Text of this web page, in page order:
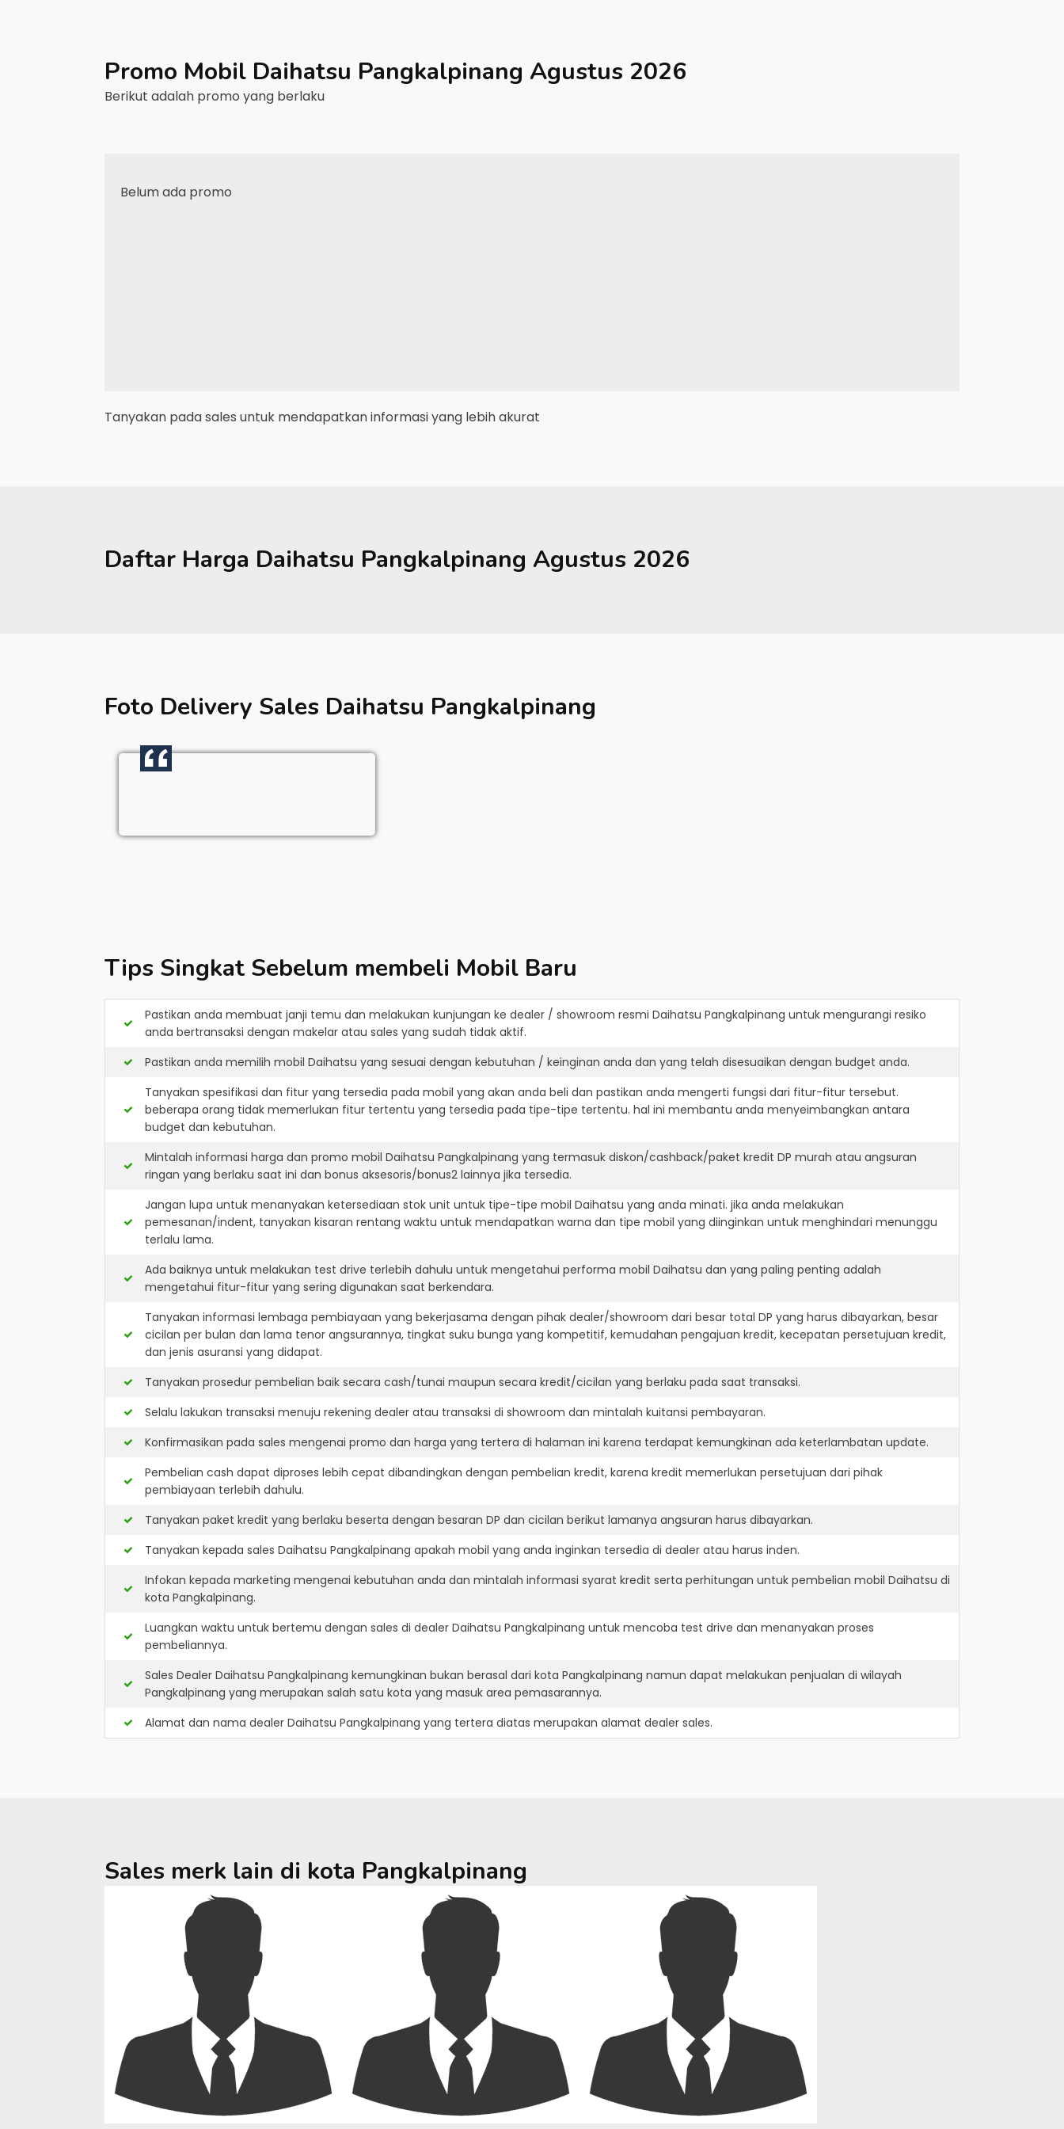
Promo Mobil Daihatsu Pangkalpinang Agustus 2026
Berikut adalah promo yang berlaku
Belum ada promo
Tanyakan pada sales untuk mendapatkan informasi yang lebih akurat
Daftar Harga Daihatsu Pangkalpinang Agustus 2026
Foto Delivery Sales Daihatsu Pangkalpinang
Tips Singkat Sebelum membeli Mobil Baru
Pastikan anda membuat janji temu dan melakukan kunjungan ke dealer / showroom resmi Daihatsu Pangkalpinang untuk mengurangi resiko
anda bertransaksi dengan makelar atau sales yang sudah tidak aktif.
Pastikan anda memilih mobil Daihatsu yang sesuai dengan kebutuhan / keinginan anda dan yang telah disesuaikan dengan budget anda.
Tanyakan spesifikasi dan fitur yang tersedia pada mobil yang akan anda beli dan pastikan anda mengerti fungsi dari fitur-fitur tersebut.
beberapa orang tidak memerlukan fitur tertentu yang tersedia pada tipe-tipe tertentu. hal ini membantu anda menyeimbangkan antara
budget dan kebutuhan.
Mintalah informasi harga dan promo mobil Daihatsu Pangkalpinang yang termasuk diskon/cashback/paket kredit DP murah atau angsuran
ringan yang berlaku saat ini dan bonus aksesoris/bonus2 lainnya jika tersedia.
Jangan lupa untuk menanyakan ketersediaan stok unit untuk tipe-tipe mobil Daihatsu yang anda minati. jika anda melakukan
pemesanan/indent, tanyakan kisaran rentang waktu untuk mendapatkan warna dan tipe mobil yang diinginkan untuk menghindari menunggu
terlalu lama.
Ada baiknya untuk melakukan test drive terlebih dahulu untuk mengetahui performa mobil Daihatsu dan yang paling penting adalah
mengetahui fitur-fitur yang sering digunakan saat berkendara.
Tanyakan informasi lembaga pembiayaan yang bekerjasama dengan pihak dealer/showroom dari besar total DP yang harus dibayarkan, besar
cicilan per bulan dan lama tenor angsurannya, tingkat suku bunga yang kompetitif, kemudahan pengajuan kredit, kecepatan persetujuan kredit,
dan jenis asuransi yang didapat.
Tanyakan prosedur pembelian baik secara cash/tunai maupun secara kredit/cicilan yang berlaku pada saat transaksi.
Selalu lakukan transaksi menuju rekening dealer atau transaksi di showroom dan mintalah kuitansi pembayaran.
Konfirmasikan pada sales mengenai promo dan harga yang tertera di halaman ini karena terdapat kemungkinan ada keterlambatan update.
Pembelian cash dapat diproses lebih cepat dibandingkan dengan pembelian kredit, karena kredit memerlukan persetujuan dari pihak
pembiayaan terlebih dahulu.
Tanyakan paket kredit yang berlaku beserta dengan besaran DP dan cicilan berikut lamanya angsuran harus dibayarkan.
Tanyakan kepada sales Daihatsu Pangkalpinang apakah mobil yang anda inginkan tersedia di dealer atau harus inden.
Infokan kepada marketing mengenai kebutuhan anda dan mintalah informasi syarat kredit serta perhitungan untuk pembelian mobil Daihatsu di
kota Pangkalpinang.
Luangkan waktu untuk bertemu dengan sales di dealer Daihatsu Pangkalpinang untuk mencoba test drive dan menanyakan proses
pembeliannya.
Sales Dealer Daihatsu Pangkalpinang kemungkinan bukan berasal dari kota Pangkalpinang namun dapat melakukan penjualan di wilayah
Pangkalpinang yang merupakan salah satu kota yang masuk area pemasarannya.
Alamat dan nama dealer Daihatsu Pangkalpinang yang tertera diatas merupakan alamat dealer sales.
Sales merk lain di kota Pangkalpinang